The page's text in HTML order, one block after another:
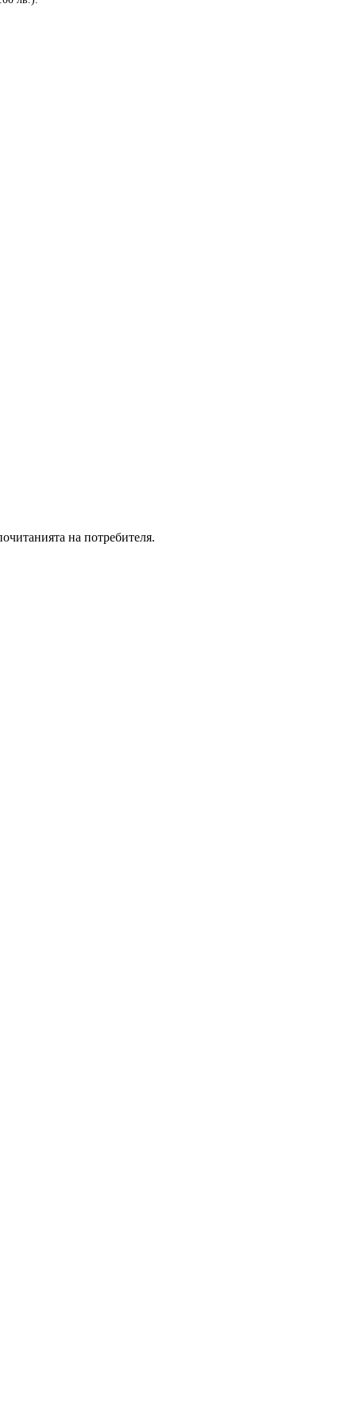
на потребителя.